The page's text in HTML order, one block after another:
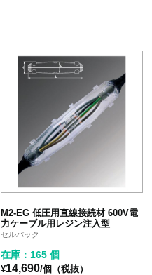
M2-EG 低圧用直線接続材 600V電
力ケーブル用レジン注入型
セルパック
在庫：165 個
¥14,690/個（税抜）